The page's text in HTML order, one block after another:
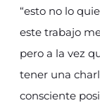
“esto no lo
este trabajo
pero a la vez
tener una
consciente